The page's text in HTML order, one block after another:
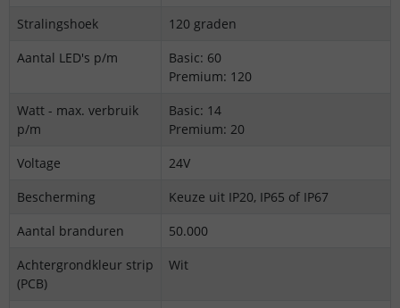
Stralingshoek
120 graden
Aantal LED's p/m
Basic: 60
Premium: 120
Watt - max. verbruik
p/m
Basic: 14
Premium: 20
Voltage
24V
Bescherming
Keuze uit IP20, IP65 of IP67
Aantal branduren
50.000
Achtergrondkleur strip
(PCB)
Wit